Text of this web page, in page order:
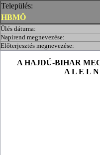
Település:
HBMÖ
Ülés dátuma:
Napirend megnevezése:
Előterjesztés megnevezése: